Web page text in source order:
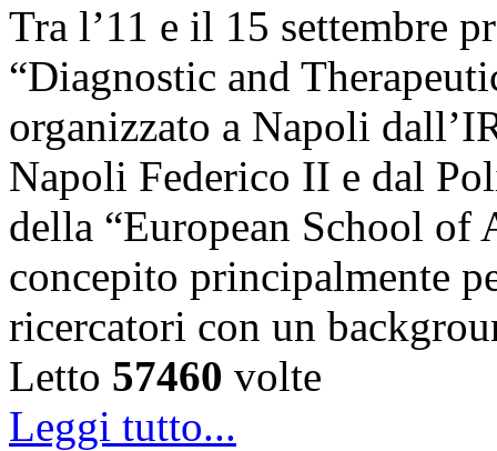
Tra l’11 e il 15 settembre
“Diagnostic and
organizzato a Napoli
Napoli Federico II e dal
della “European School of
concepito principalmente
ricercatori con un
Letto 57460 volte
Leggi tutto...